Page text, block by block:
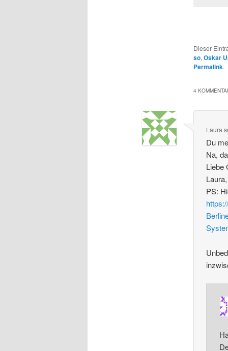
Dieser
so,Oskar
Permalink.
4
Laura
Du
Na,
Liebe
PS: